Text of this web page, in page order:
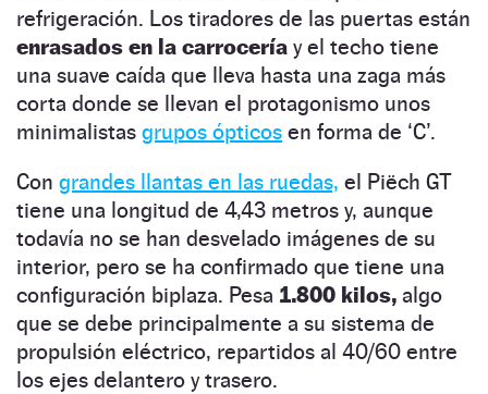
refrigeración. Los tiradores de las puertas están
enrasados en la carrocería y el techo tiene
una suave caída que lleva hasta una zaga más
corta donde se llevan el protagonismo unos
minimalistas grupos ópticos en forma de ‘C’.
Con grandes llantas en las ruedas, el Piëch GT
tiene una longitud de 4,43 metros y, aunque
todavía no se han desvelado imágenes de su
interior, pero se ha confirmado que tiene una
configuración biplaza. Pesa 1.800 kilos, algo
que se debe principalmente a su sistema de
propulsión eléctrico, repartidos al 40/60 entre
los ejes delantero y trasero.